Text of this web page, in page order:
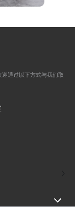
通过以下方式与我们取